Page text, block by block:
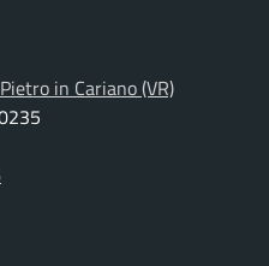
in Cariano (VR)